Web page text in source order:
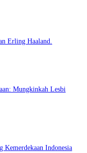
Erling Haaland.
Mungkinkah Lesbi
Kemerdekaan Indonesia